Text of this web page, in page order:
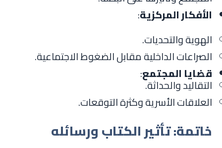
الأفكار المركزية:
الهوية والتحديات.
الصراعات الداخلية مقابل الضغوط الاجتماعية.
قضايا المجتمع:
التقاليد والحداثة.
العلاقات الأسرية وكثرة التوقعات.
خاتمة: تأثير الكتاب ورسائله